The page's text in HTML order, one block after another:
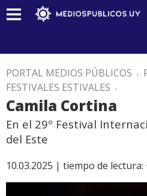
PORTAL MEDIOS PÚBLICOS .
FESTIVALES ESTIVALES .
Camila Cortina
En el 29º Festival
del Este
10.03.2025 | tiempo de lectura: